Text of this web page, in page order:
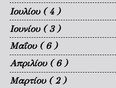
Ιουλίου ( 4 )
Ιουνίου ( 3 )
Μαΐου ( 6 )
Απριλίου ( 6 )
Μαρτίου ( 2 )